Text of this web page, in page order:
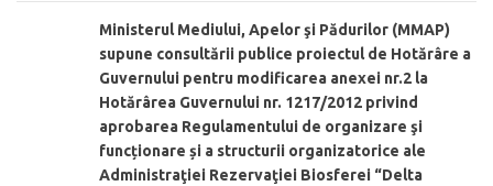
Ministerul Mediului, Apelor şi Pădurilor (MMAP)
supune consultării publice proiectul de Hotărâre a
Guvernului pentru modificarea anexei nr.2 la
Hotărârea Guvernului nr. 1217/2012 privind
aprobarea Regulamentului de organizare şi
funcționare și a structurii organizatorice ale
Administraţiei Rezervaţiei Biosferei “Delta